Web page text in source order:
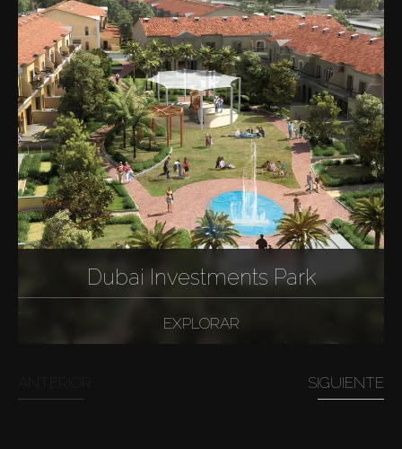
Dubai Investments Park
EXPLORAR
SIGUIENTE